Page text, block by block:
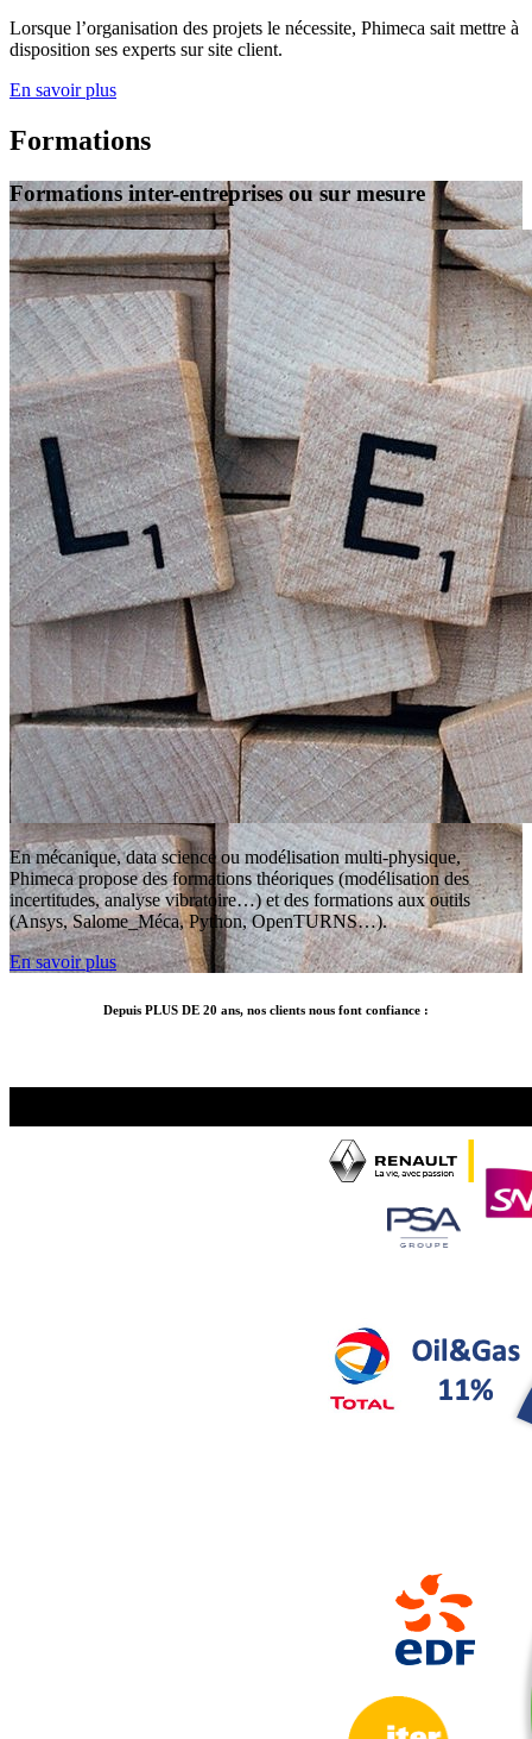
Lorsque l’organisation des projets le nécessite, Phimeca sait mettre à
disposition ses experts sur site client.
En savoir plus
Formations
Formations inter-entreprises ou sur mesure
En mécanique, data science ou modélisation multi-physique,
Phimeca propose des formations théoriques (modélisation des
incertitudes, analyse vibratoire…) et des formations aux outils
(Ansys, Salome_Méca, Python, OpenTURNS…).
En savoir plus
Depuis PLUS DE 20 ans, nos clients nous font confiance :